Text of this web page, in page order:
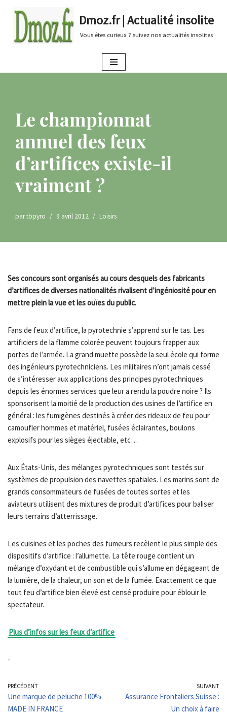
au
Dmoz.fr | Actualité insolite
Vous êtes curieux ? suivez nos actualités insolites
Le championnat
annuel des feux
d’artifices existe-il
vraiment ?
partbpyro 9 avril 2012 Loisirs
Ses concours sont organisés au cours desquels des fabricants
d’artifices de diverses nationalités rivalisent d’ingéniosité pour en
mettre plein la vue et les ouïes du public.
Fans de feux d’artifice, la pyrotechnie s’apprend sur le tas. Les
artificiers de la flamme colorée peuvent toujours frapper aux
portes de l’armée. La grand muette possède la seul école qui forme
des ingénieurs pyrotechniciens. Les militaires n’ont jamais cessé
de s’intéresser aux applications des principes pyrotechniques
depuis les énormes services que leur a rendu la poudre noire ? Ils
sponsorisent la moitié de la production des usines de l’artifice en
général : les fumigènes destinés à créer des rideaux de feu pour
camoufler hommes et matériel, fusées éclairantes, boulons
explosifs pour les sièges éjectable, etc…
Aux États-Unis, des mélanges pyrotechniques sont testés sur
systèmes de propulsion des navettes spatiales. Les marins sont de
grands consommateurs de fusées de toutes sortes et les
aviateurs utilisent des mixtures de produit d’artifices pour baliser
leurs terrains d’atterrissage.
Les cuisines et les poches des fumeurs recèlent le plus simple des
dispositifs d’artifice : l’allumette. La tête rouge contient un
mélange d’oxydant et de combustible qui s’allume en dégageant de
la lumière, de la chaleur, un son et de la fumée. Exactement ce que
tout feu d’artifice bien élevé est censé produire pour éblouir le
spectateur.
Plus d’infos sur les feux d’artifice
-
PRÉCÉDENT
Une marque de peluche 100%
MADE IN FRANCE
SUIVANT
Assurance Frontaliers Suisse :
Un choix à faire